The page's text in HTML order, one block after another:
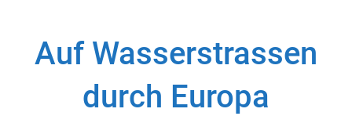
contentAuf Wasserstrassen
durch Europa